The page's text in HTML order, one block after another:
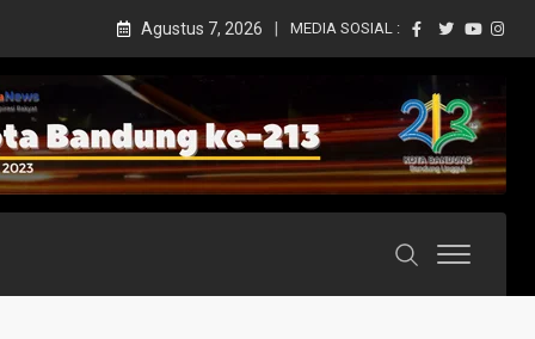
Agustus 7, 2026 MEDIA SOSIAL :